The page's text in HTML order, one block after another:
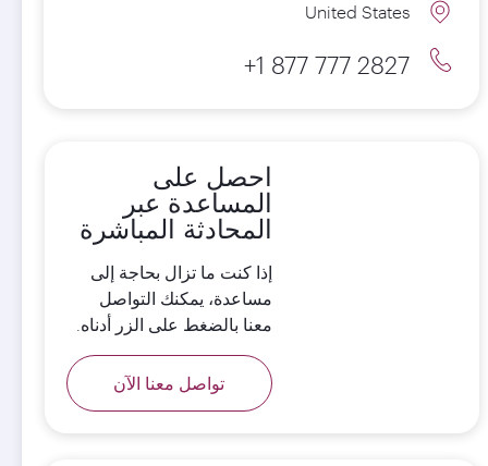
United States
+1 877 777 2827
احصل على
المساعدة عبر
المحادثة المباشرة
إذا كنت ما تزال بحاجة إلى
مساعدة، يمكنك التواصل
معنا بالضغط على الزر أدناه.
تواصل معنا الآن